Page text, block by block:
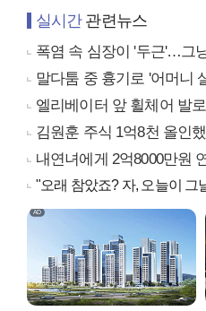
실시간관련뉴스
폭염 속 심장이 '두근'…그
말다툼 중 흉기로 '어머니
엘리베이터 앞 휠체어 발
김원훈 주식 1억8천 올인
내연녀에게 2억8000만원
"오래 참았죠? 자, 오늘이 그